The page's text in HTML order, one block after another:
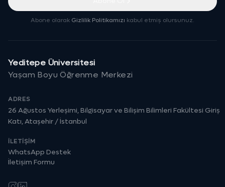
Abone olarak Gizlilik Politikamızı kabul etmiş olursunuz.
Yeditepe Üniversitesi
Yaşam Boyu Öğrenme Merkezi
ADRES
26 Ağustos Yerleşimi, Bilgisayar ve Bilişim Bilimleri Fakültesi Giriş
Katı, Ataşehir / İstanbul
İLETIŞIM
WhatsApp Destek
İletişim Formu